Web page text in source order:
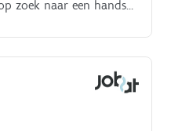
zoek naar een hands
deel uit van het
bij aan de verdere